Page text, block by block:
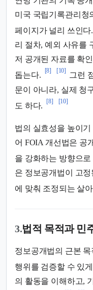
미국 국립기록관리청
페이지가 널리 쓰인다.
리 절차, 예외 사유를
저 공개된 자료를 확
돕는다.
[8] [10]
그런
문이 아니라, 실제 청
도 하다.
[8] [10]
법의 실효성을 높이
어 FOIA 개선법은 공
을 강화하는 방향으
은 정보공개법이 고
에 맞춰 조정되는 살
3.법적 목적과 민
정보공개법의 근본 목
행위를 검증할 수 있
의 활동을 이해하고,